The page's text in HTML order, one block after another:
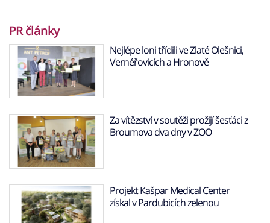
PR články
Nejlépe loni třídili ve Zlaté Olešnici,
Vernéřovicích a Hronově
Za vítězství v soutěži prožijí šesťáci z
Broumova dva dny v ZOO
Projekt Kašpar Medical Center
získal v Pardubicích zelenou